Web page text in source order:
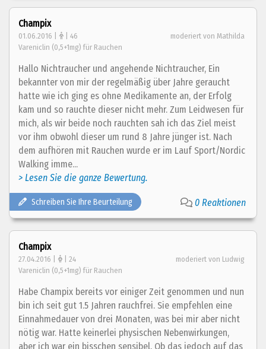
Champix
01.06.2016 | | 46
moderiert von Mathilda
Vareniclin (0,5+1mg) für Rauchen
Hallo Nichtraucher und angehende Nichtraucher, Ein
bekannter von mir der regelmäßig über Jahre geraucht
hatte wie ich ging es ohne Medikamente an, der Erfolg
kam und so rauchte dieser nicht mehr. Zum Leidwesen für
mich, als wir beide noch rauchten sah ich das Ziel meist
vor ihm obwohl dieser um rund 8 Jahre jünger ist. Nach
dem aufhören mit Rauchen wurde er im Lauf Sport/Nordic
Walking imme...
> Lesen Sie die ganze Bewertung.
Schreiben Sie Ihre Beurteilung 0 Reaktionen
Champix
27.04.2016 | | 24
moderiert von Ludwig
Vareniclin (0,5+1mg) für Rauchen
Habe Champix bereits vor einiger Zeit genommen und nun
bin ich seit gut 1.5 Jahren rauchfrei. Sie empfehlen eine
Einnahmedauer von drei Monaten, was bei mir aber nicht
nötig war. Hatte keinerlei physischen Nebenwirkungen,
aber ich war ein bisschen sensibel. Ob das jedoch auf das